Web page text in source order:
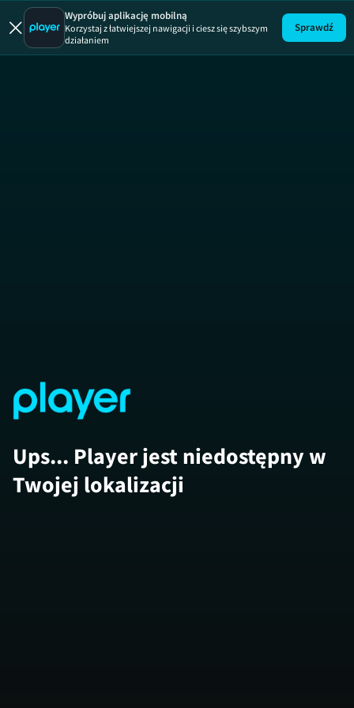
Uwaga!
Wypróbuj aplikację mobilną
Korzystaj z łatwiejszej nawigacji i ciesz się szybszym
działaniem
Sprawdź
Ups... Player jest niedostępny w
Twojej lokalizacji